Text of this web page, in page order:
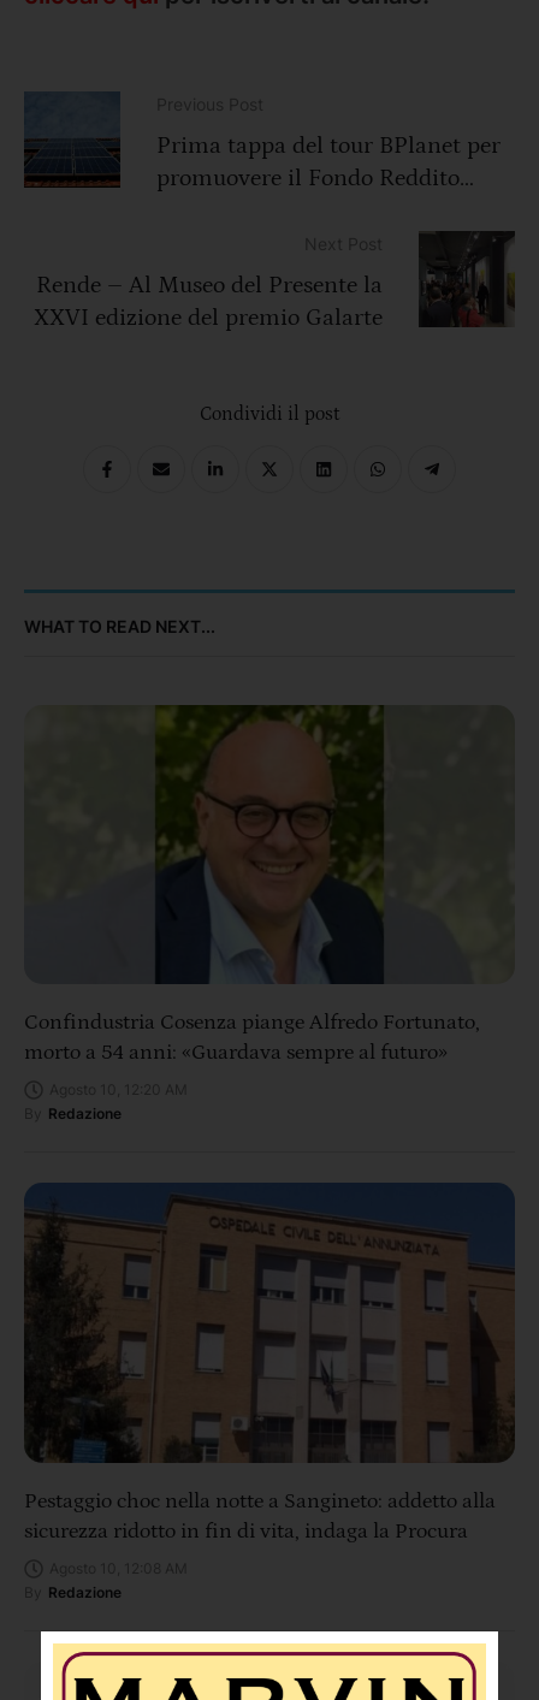
Prima tappa del tour BPlanet per
promuovere il Fondo Reddito
Rende – Al Museo del Presente la
XXVI edizione del premio Galarte
Condividi il post
WHAT TO READ NEXT...
Confindustria Cosenza piange Alfredo Fortunato,
morto a 54 anni: «Guardava sempre al futuro»
Redazione
Pestaggio choc nella notte a Sangineto: addetto alla
sicurezza ridotto in fin di vita, indaga la Procura
Redazione